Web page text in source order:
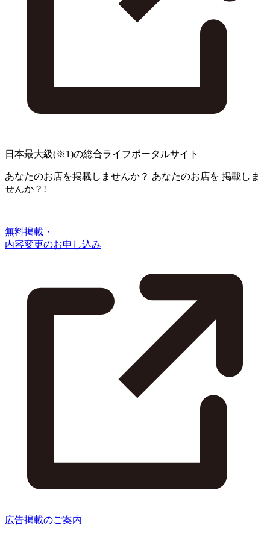
日本最大級(※1)の総合ライフポータルサイト
あなたのお店を掲載しませんか？ あなたのお店を 掲載しま
せんか？!
無料掲載・
内容変更のお申し込み
広告掲載のご案内